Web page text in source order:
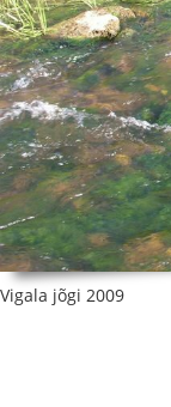
Vigala jõgi 2009